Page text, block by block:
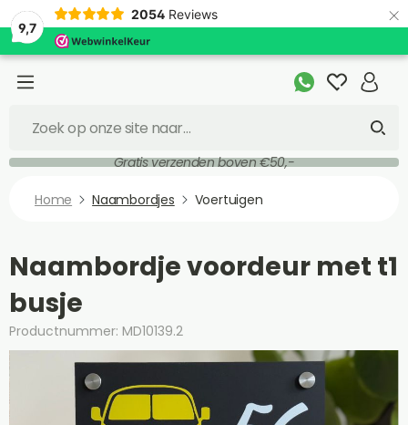
9,7
2054 Reviews ×
Gratis verzenden boven €50,-
Home Naambordjes Voertuigen
Naambordje voordeur met t1
busje
Productnummer: MD10139.2